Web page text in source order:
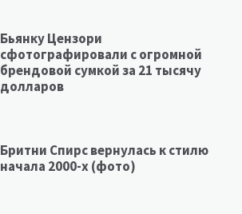
Бьянку Цензори
сфотографировали с огромной
брендовой сумкой за 21 тысячу
долларов
Бритни Спирс вернулась к стилю
начала 2000-х (фото)